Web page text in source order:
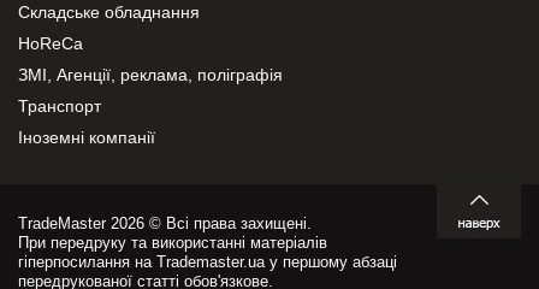
Складське обладнання
HoReCa
ЗМІ, Агенції, реклама, поліграфія
Транспорт
Іноземні компанії
TradeMaster 2026 © Всі права захищені.
При передруку та використанні матеріалів
гіперпосилання на Trademaster.ua у першому абзаці
передрукованої статті обов'язкове.